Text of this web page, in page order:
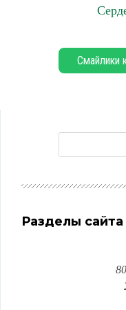
Смайлики
Разделы сайта